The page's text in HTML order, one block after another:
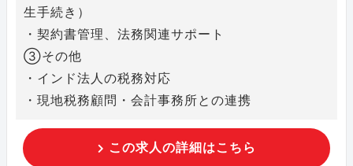
生手続き）
・契約書管理、法務関連サポート
③その他
・インド法人の税務対応
・現地税務顧問・会計事務所との連携
この求人の詳細はこちら